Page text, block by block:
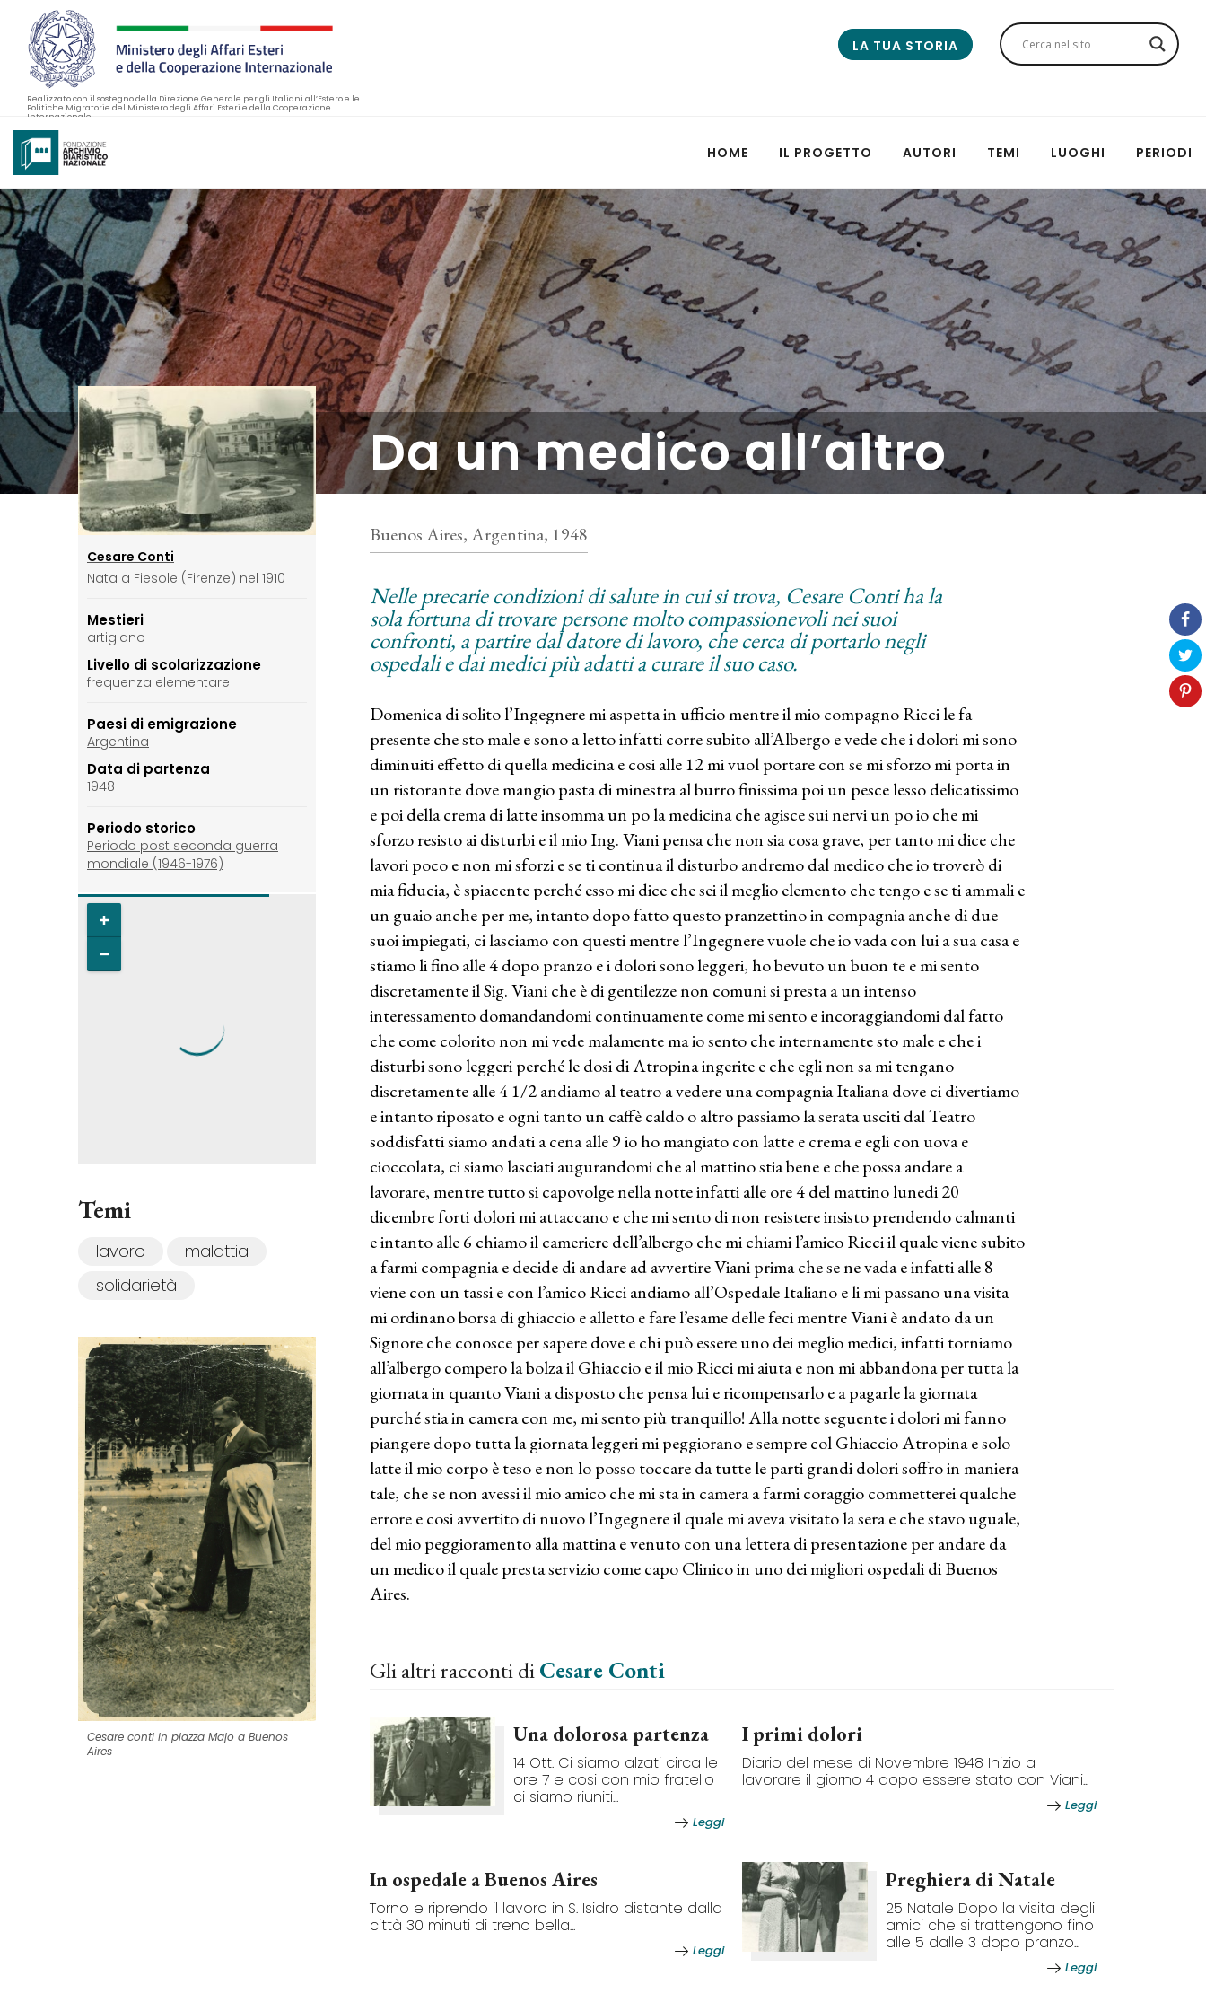
Realizzato con il sostegno della Direzione Generale per gli Italiani all’Estero e le
Politiche Migratorie del Ministero degli Affari Esteri e della Cooperazione
Internazionale
LA TUA STORIA
HOME IL PROGETTO AUTORI TEMI LUOGHI PERIODI
Da un medico all’altro
Cesare Conti
Nata a Fiesole (Firenze) nel 1910
Mestieri
artigiano
Livello di scolarizzazione
frequenza elementare
Paesi di emigrazione
Argentina
Data di partenza
1948
Periodo storico
Periodo post seconda guerra
mondiale (1946-1976)
Temi
lavoro
malattia
solidarietà
Cesare conti in piazza Majo a Buenos
Aires
Buenos Aires, Argentina, 1948
Nelle precarie condizioni di salute in cui si trova, Cesare Conti ha la
sola fortuna di trovare persone molto compassionevoli nei suoi
confronti, a partire dal datore di lavoro, che cerca di portarlo negli
ospedali e dai medici più adatti a curare il suo caso.
Domenica di solito l’Ingegnere mi aspetta in ufficio mentre il mio compagno Ricci le fa
presente che sto male e sono a letto infatti corre subito all’Albergo e vede che i dolori mi sono
diminuiti effetto di quella medicina e cosi alle 12 mi vuol portare con se mi sforzo mi porta in
un ristorante dove mangio pasta di minestra al burro finissima poi un pesce lesso delicatissimo
e poi della crema di latte insomma un po la medicina che agisce sui nervi un po io che mi
sforzo resisto ai disturbi e il mio Ing. Viani pensa che non sia cosa grave, per tanto mi dice che
lavori poco e non mi sforzi e se ti continua il disturbo andremo dal medico che io troverò di
mia fiducia, è spiacente perché esso mi dice che sei il meglio elemento che tengo e se ti ammali e
un guaio anche per me, intanto dopo fatto questo pranzettino in compagnia anche di due
suoi impiegati, ci lasciamo con questi mentre l’Ingegnere vuole che io vada con lui a sua casa e
stiamo li fino alle 4 dopo pranzo e i dolori sono leggeri, ho bevuto un buon te e mi sento
discretamente il Sig. Viani che è di gentilezze non comuni si presta a un intenso
interessamento domandandomi continuamente come mi sento e incoraggiandomi dal fatto
che come colorito non mi vede malamente ma io sento che internamente sto male e che i
disturbi sono leggeri perché le dosi di Atropina ingerite e che egli non sa mi tengano
discretamente alle 4 1/2 andiamo al teatro a vedere una compagnia Italiana dove ci divertiamo
e intanto riposato e ogni tanto un caffè caldo o altro passiamo la serata usciti dal Teatro
soddisfatti siamo andati a cena alle 9 io ho mangiato con latte e crema e egli con uova e
cioccolata, ci siamo lasciati augurandomi che al mattino stia bene e che possa andare a
lavorare, mentre tutto si capovolge nella notte infatti alle ore 4 del mattino lunedi 20
dicembre forti dolori mi attaccano e che mi sento di non resistere insisto prendendo calmanti
e intanto alle 6 chiamo il cameriere dell’albergo che mi chiami l’amico Ricci il quale viene subito
a farmi compagnia e decide di andare ad avvertire Viani prima che se ne vada e infatti alle 8
viene con un tassi e con l’amico Ricci andiamo all’Ospedale Italiano e li mi passano una visita
mi ordinano borsa di ghiaccio e alletto e fare l’esame delle feci mentre Viani è andato da un
Signore che conosce per sapere dove e chi può essere uno dei meglio medici, infatti torniamo
all’albergo compero la bolza il Ghiaccio e il mio Ricci mi aiuta e non mi abbandona per tutta la
giornata in quanto Viani a disposto che pensa lui e ricompensarlo e a pagarle la giornata
purché stia in camera con me, mi sento più tranquillo! Alla notte seguente i dolori mi fanno
piangere dopo tutta la giornata leggeri mi peggiorano e sempre col Ghiaccio Atropina e solo
latte il mio corpo è teso e non lo posso toccare da tutte le parti grandi dolori soffro in maniera
tale, che se non avessi il mio amico che mi sta in camera a farmi coraggio commetterei qualche
errore e cosi avvertito di nuovo l’Ingegnere il quale mi aveva visitato la sera e che stavo uguale,
del mio peggioramento alla mattina e venuto con una lettera di presentazione per andare da
un medico il quale presta servizio come capo Clinico in uno dei migliori ospedali di Buenos
Aires.
Gli altri racconti diCesare Conti
Una dolorosa partenza
14 Ott. Ci siamo alzati circa le
ore 7 e cosi con mio fratello
ci siamo riuniti...
Leggi
I primi dolori
Diario del mese di Novembre 1948 Inizio a
lavorare il giorno 4 dopo essere stato con Viani...
Leggi
In ospedale a Buenos Aires
Torno e riprendo il lavoro in S. Isidro distante dalla
città 30 minuti di treno bella...
Leggi
Preghiera di Natale
25 Natale Dopo la visita degli
amici che si trattengono fino
alle 5 dalle 3 dopo pranzo...
Leggi